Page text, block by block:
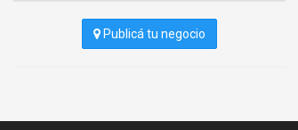
Publicá tu negocio